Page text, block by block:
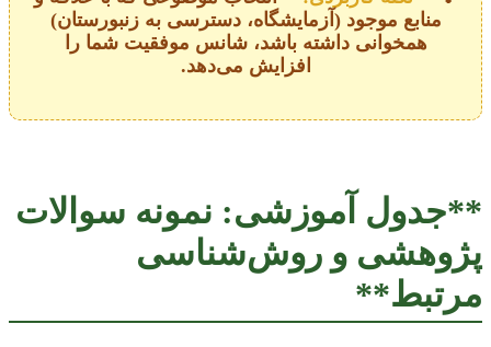
منابع موجود (آزمایشگاه، دسترسی به زنبورستان)
همخوانی داشته باشد، شانس موفقیت شما را
افزایش می‌دهد.
**جدول آموزشی: نمونه سوالات
پژوهشی و روش‌شناسی
مرتبط**